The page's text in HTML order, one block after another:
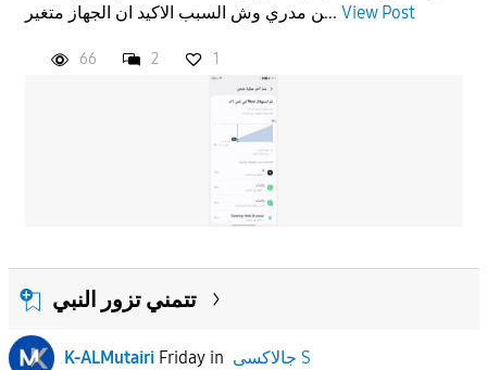
ن مدري وش السبب الاكيد ان الجهاز متغير... View Post
66 2 1
تتمني تزور النبي
K-ALMutairi Fridayin
جالاكسى S